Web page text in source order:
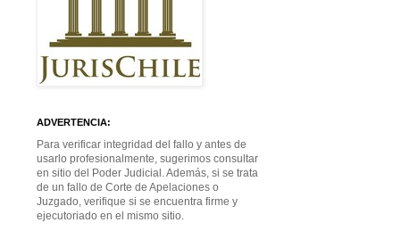
ADVERTENCIA:
Para verificar integridad del fallo y antes de
usarlo profesionalmente, sugerimos consultar
en sitio del Poder Judicial. Además, si se trata
de un fallo de Corte de Apelaciones o
Juzgado, verifique si se encuentra firme y
ejecutoriado en el mismo sitio.